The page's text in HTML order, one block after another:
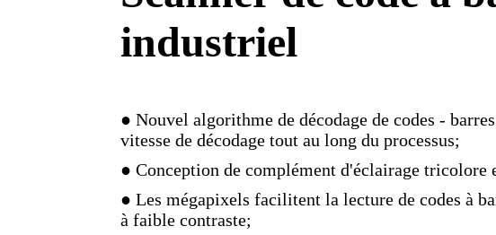
industriel
● Nouvel algorithme de décodage de codes -
vitesse de décodage tout au long du processus;
● Conception de complément d'éclairage tricolore
● Les mégapixels facilitent la lecture de codes à
à faible contraste;